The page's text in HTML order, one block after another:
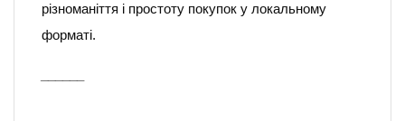
різноманіття і простоту покупок у локальному
форматі.